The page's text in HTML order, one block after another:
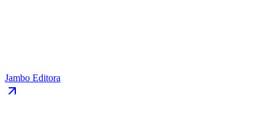
Jambo Editora